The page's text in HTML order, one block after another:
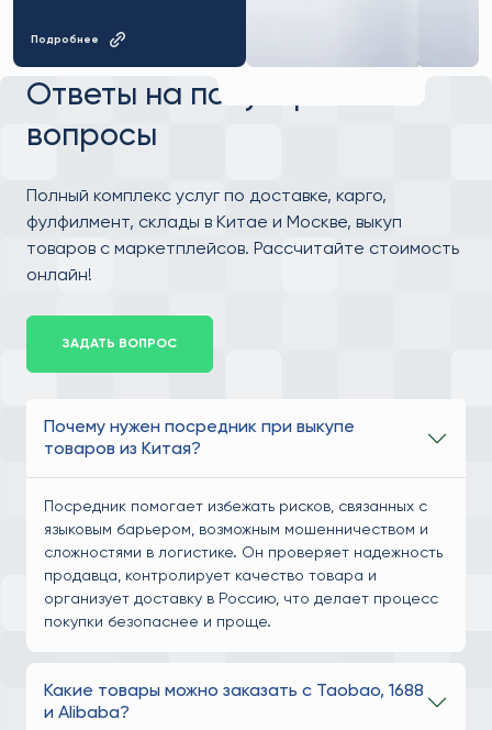
Подробнее
Ответы на популярные
вопросы
Полный комплекс услуг по доставке, карго,
фулфилмент, склады в Китае и Москве, выкуп
товаров с маркетплейсов. Рассчитайте стоимость
онлайн!
ЗАДАТЬ ВОПРОС
Почему нужен посредник при выкупе
товаров из Китая?
Посредник помогает избежать рисков, связанных с
языковым барьером, возможным мошенничеством и
сложностями в логистике. Он проверяет надежность
продавца, контролирует качество товара и
организует доставку в Россию, что делает процесс
покупки безопаснее и проще.
Какие товары можно заказать с Taobao, 1688
и Alibaba?